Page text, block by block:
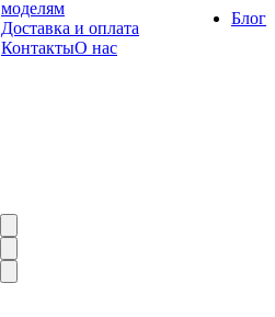
моделям
Доставка и оплата
КонтактыО нас
Блог